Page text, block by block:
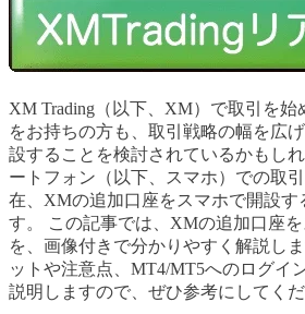
XM Trading（以下、XM）で取引を始
をお持ちの方も、取引戦略の幅を広
設することを検討されているかもし
ートフォン（以下、スマホ）での取
在、XMの追加口座をスマホで開設す
す。 この記事では、XMの追加口座
を、画像付きで分かりやすく解説し
ットや注意点、MT4/MT5へのログイ
説明しますので、ぜひ参考にしてくだ